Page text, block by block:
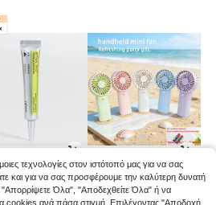
4.12€
τεχνολογίες στον ιστότοπό μας για να σας
και για να σας προσφέρουμε την καλύτερη δυνατή
"Απορρίψετε Όλα", "Αποδεχθείτε Όλα" ή να
τα cookies ανά πάσα στιγμή. Επιλέγοντας "Αποδοχή